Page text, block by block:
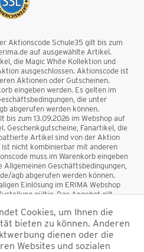
Aktionscode Schule35 gilt bis zum
auf ausgewählte Artikel.
die Magic White Kollektion und
ausgeschlossen. Aktionscode ist
Aktionen oder Gutscheinen.
eingeben werden. Es gelten im
die unter
abgerufen werden können.
zum 13.09.2026 im Webshop auf
Geschenkgutscheine, Fanartikel, die
Artikel sind von der Aktion
nicht kombinierbar mit anderen
muss im Warenkorb eingeben
Allgemeinen Geschäftsbedingungen,
agb abgerufen werden können.
Einlösung im ERIMA Webshop
gültig. Das Angebot gilt
vom Rabatt ausgeschlossen. Der
Aktionen oder Gutscheinen
beträgt 50 €
Cookies, um Ihnen die
bieten zu können. Anderen
dienen oder die
Websites und sozialen